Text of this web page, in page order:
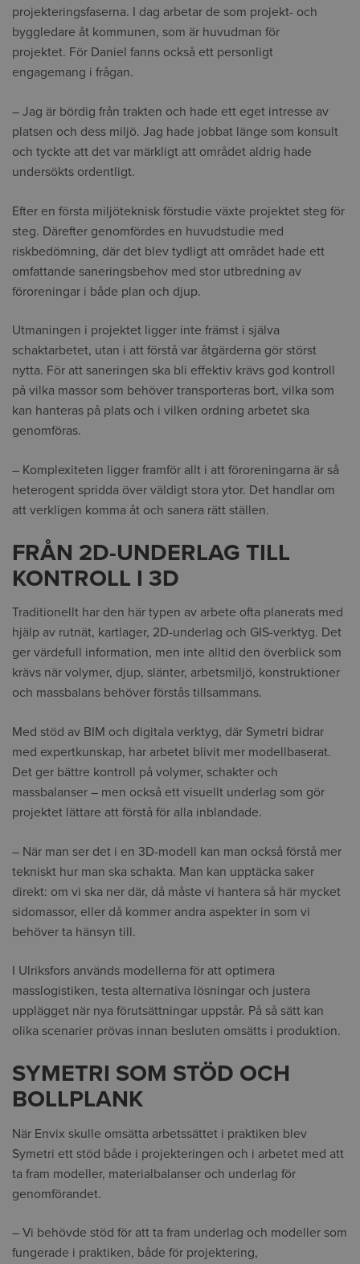
projekteringsfaserna. I dag arbetar de som projekt- och
byggledare åt kommunen, som är huvudman för
projektet. För Daniel fanns också ett personligt
engagemang i frågan.
– Jag är bördig från trakten och hade ett eget intresse av
platsen och dess miljö. Jag hade jobbat länge som konsult
och tyckte att det var märkligt att området aldrig hade
undersökts ordentligt.
Efter en första miljöteknisk förstudie växte projektet steg för
steg. Därefter genomfördes en huvudstudie med
riskbedömning, där det blev tydligt att området hade ett
omfattande saneringsbehov med stor utbredning av
föroreningar i både plan och djup.
Utmaningen i projektet ligger inte främst i själva
schaktarbetet, utan i att förstå var åtgärderna gör störst
nytta. För att saneringen ska bli effektiv krävs god kontroll
på vilka massor som behöver transporteras bort, vilka som
kan hanteras på plats och i vilken ordning arbetet ska
genomföras.
– Komplexiteten ligger framför allt i att föroreningarna är så
heterogent spridda över väldigt stora ytor. Det handlar om
att verkligen komma åt och sanera rätt ställen.
FRÅN 2D-UNDERLAG TILL
KONTROLL I 3D
Traditionellt har den här typen av arbete ofta planerats med
hjälp av rutnät, kartlager, 2D-underlag och GIS-verktyg. Det
ger värdefull information, men inte alltid den överblick som
krävs när volymer, djup, slänter, arbetsmiljö, konstruktioner
och massbalans behöver förstås tillsammans.
Med stöd av BIM och digitala verktyg, där Symetri bidrar
med expertkunskap, har arbetet blivit mer modellbaserat.
Det ger bättre kontroll på volymer, schakter och
massbalanser – men också ett visuellt underlag som gör
projektet lättare att förstå för alla inblandade.
– När man ser det i en 3D-modell kan man också förstå mer
tekniskt hur man ska schakta. Man kan upptäcka saker
direkt: om vi ska ner där, då måste vi hantera så här mycket
sidomassor, eller då kommer andra aspekter in som vi
behöver ta hänsyn till.
I Ulriksfors används modellerna för att optimera
masslogistiken, testa alternativa lösningar och justera
upplägget när nya förutsättningar uppstår. På så sätt kan
olika scenarier prövas innan besluten omsätts i produktion.
SYMETRI SOM STÖD OCH
BOLLPLANK
När Envix skulle omsätta arbetssättet i praktiken blev
Symetri ett stöd både i projekteringen och i arbetet med att
ta fram modeller, materialbalanser och underlag för
genomförandet.
– Vi behövde stöd för att ta fram underlag och modeller som
fungerade i praktiken, både för projektering,